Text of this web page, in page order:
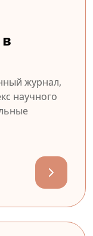
журнал,
научного